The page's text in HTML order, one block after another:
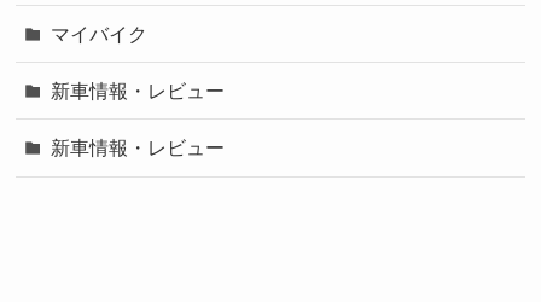
マイバイク
新車情報・レビュー
新車情報・レビュー